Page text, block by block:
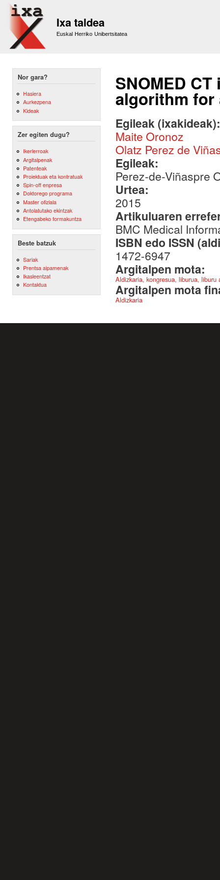
Ixa taldea
Euskal Herriko Unibertsitatea
Nor gara?
Hasiera
Aurkezpena
Kideak
Zer egiten dugu?
Ikerlerroak
Argitalpenak
Patenteak
Proiektuak eta kontratuak
Spin-off enpresa
Doktorego programa
Master ofiziala
Antolatutako ekintzak
Etengabeko formakuntza
Beste batzuk
Sariak
Prentsa aipamenak
Ikasleentzat
Kontaktua
SNOMED
algorithm for
Egileak
Maite Oronoz
Olatz Perez de
Egileak:
Perez-de-Viñaspre
Urtea:
2015
Artikuluaren
BMC Medical
ISBN edo ISSN
1472-6947
Argitalpen mota:
Aldizkaria, kongresua, liburua,
Argitalpen mota
Aldizkaria